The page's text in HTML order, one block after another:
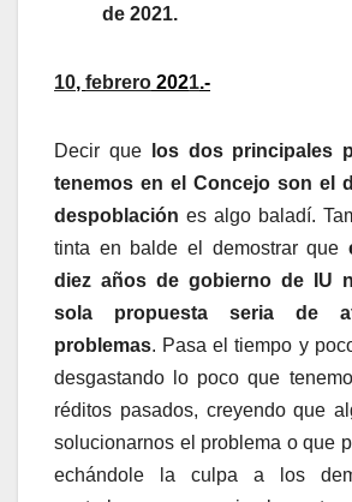
de 2021.
10, febrero 2021.-
Decir que
los dos principales
tenemos en el Concejo son el
despoblación es algo baladí.
tinta en balde el demostrar que
diez años de gobierno de IU
sola propuesta seria de
problemas. Pasa el tiempo y
desgastando lo poco que
réditos pasados, creyendo que
solucionarnos el problema o que
echándole la culpa a los